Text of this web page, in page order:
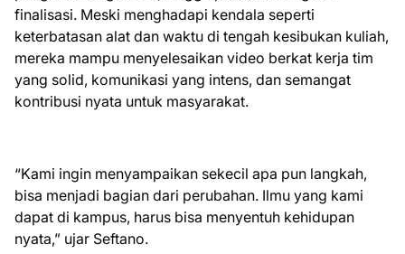
finalisasi. Meski menghadapi kendala seperti
keterbatasan alat dan waktu di tengah kesibukan kuliah,
mereka mampu menyelesaikan video berkat kerja tim
yang solid, komunikasi yang intens, dan semangat
kontribusi nyata untuk masyarakat.
“Kami ingin menyampaikan sekecil apa pun langkah,
bisa menjadi bagian dari perubahan. Ilmu yang kami
dapat di kampus, harus bisa menyentuh kehidupan
nyata,” ujar Seftano.